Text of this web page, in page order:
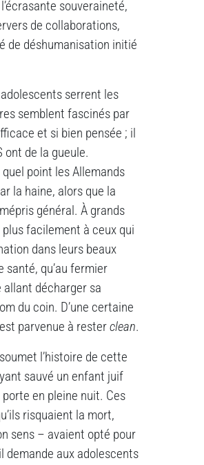
souveraineté,
de collaborations,
de déshumanisation initié
adolescents serrent les
semblent fascinés par
et si bien pensée ; il
ont de la gueule.
quel point les Allemands
la haine, alors que la
général. À grands
facilement à ceux qui
dans leurs beaux
santé, qu’au fermier
décharger sa
du coin. D’une certaine
parvenue à resterclean.
l’histoire de cette
sauvé un enfant juif
en pleine nuit. Ces
risquaient la mort,
sens – avaient opté pour
demande aux adolescents